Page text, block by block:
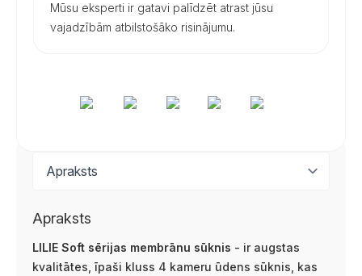
Mūsu eksperti ir gatavi palīdzēt atrast jūsu
vajadzībām atbilstošāko risinājumu.
Apraksts
LILIE Soft sērijas membrānu sūknis - ir augstas
kvalitātes, īpaši kluss 4 kameru ūdens sūknis, kas